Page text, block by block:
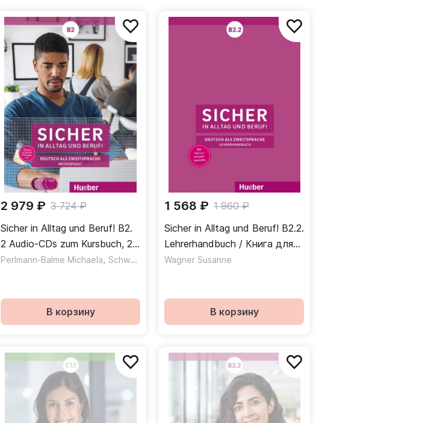
2 979 ₽ 3 724 ₽
Sicher in Alltag und Beruf! B2.
2 Audio-CDs zum Kursbuch, 2
Audio-CDs zum Arbeitsbuch
Perlmann-Balme Michaela, Schwalb Susanne
В корзину
1 568 ₽ 1 960 ₽
Sicher in Alltag und Beruf! B2.2.
Lehrerhandbuch / Книга для
учителя Часть 2
Wagner Susanne
В корзину